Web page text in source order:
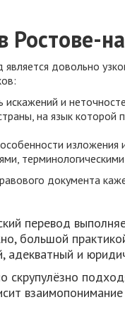
Ростове-
довольно
искажений и
на язык
изложения
документа
перевод
большой
адекватный и
скрупулёзно